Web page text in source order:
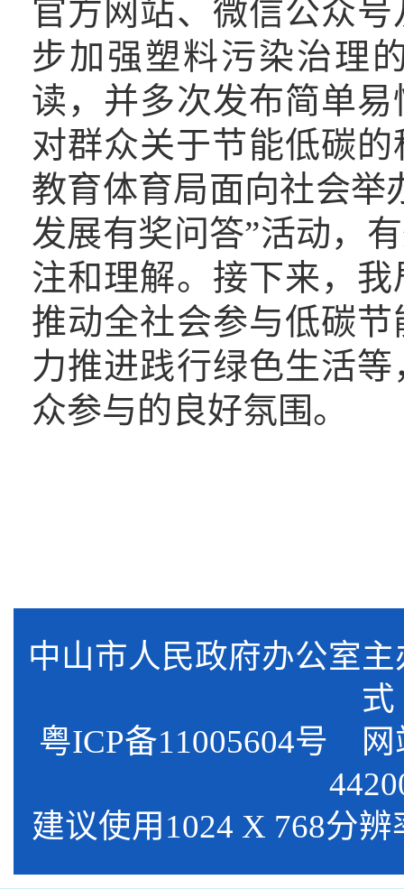
官方网站、微信公众
步加强塑料污染治理
读， 并多次发布简单
对群众关于节能低碳
教育体育局面向社会举
发展有奖问答”活动，
注和理解。接下来，
推动全社会参与低碳
力推进践行绿色生活
众参与的良好氛围。
中山市人民政府办公
式
粤ICP备11005604号 网
建议使用1024 X 768分